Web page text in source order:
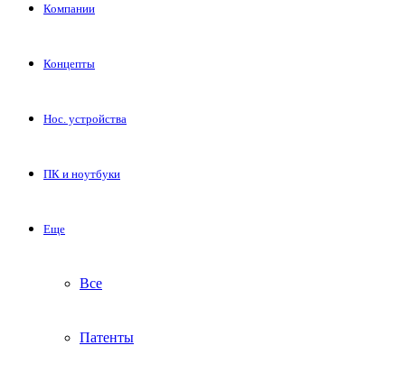
Компании
Концепты
Нос. устройства
ПК и ноутбуки
Еще
Все
Патенты